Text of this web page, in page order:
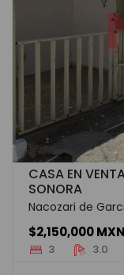
CASA EN
SONORA
Nacozari de
$2,150,000 MXN
3 3.0